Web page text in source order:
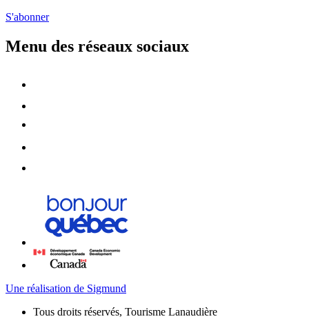
S'abonner
Menu des réseaux sociaux
Une réalisation de Sigmund
Tous droits réservés, Tourisme Lanaudière